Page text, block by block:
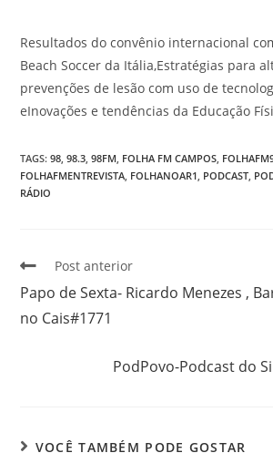
Resultados do convênio internacional
Beach Soccer da Itália,Estratégias para
prevenções de lesão com uso de
eInovações e tendências da Educação
TAGS:98 98.3 98FM FOLHA FM CAMPOS
FOLHAFMENTREVISTA FOLHANOAR1 PODCAST
RÁDIO
Post anterior
Papo de Sexta- Ricardo Menezes ,
no Cais#1771
PodPovo-Podcast do
VOCÊ TAMBÉM PODE GOSTAR